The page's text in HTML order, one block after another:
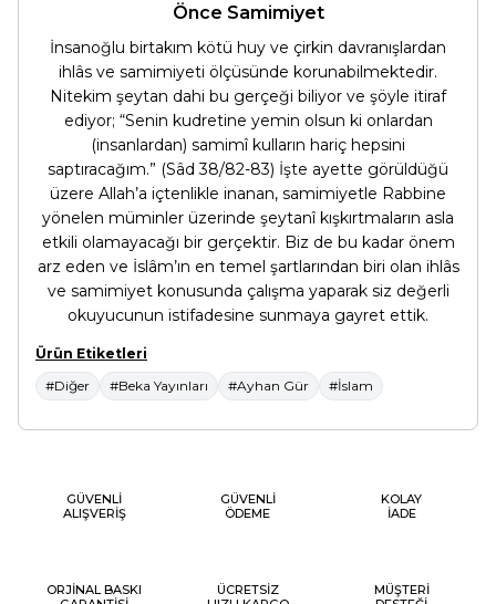
Önce Samimiyet
İnsanoğlu birtakım kötü huy ve çirkin davranışlardan
ihlâs ve samimiyeti ölçüsünde korunabilmektedir.
Nitekim şeytan dahi bu gerçeği biliyor ve şöyle itiraf
ediyor; “Senin kudretine yemin olsun ki onlardan
(insanlardan) samimî kulların hariç hepsini
saptıracağım.” (Sâd 38/82-83) İşte ayette görüldüğü
üzere Allah’a içtenlikle inanan, samimiyetle Rabbine
yönelen müminler üzerinde şeytanî kışkırtmaların asla
etkili olamayacağı bir gerçektir. Biz de bu kadar önem
arz eden ve İslâm’ın en temel şartlarından biri olan ihlâs
ve samimiyet konusunda çalışma yaparak siz değerli
okuyucunun istifadesine sunmaya gayret ettik.
Ürün Etiketleri
#Diğer
#Beka Yayınları #Ayhan Gür #İslam
GÜVENLİ
ALIŞVERİŞ
GÜVENLİ
ÖDEME
KOLAY
İADE
ORJİNAL BASKI
ÜCRETSİZ
MÜŞTERİ